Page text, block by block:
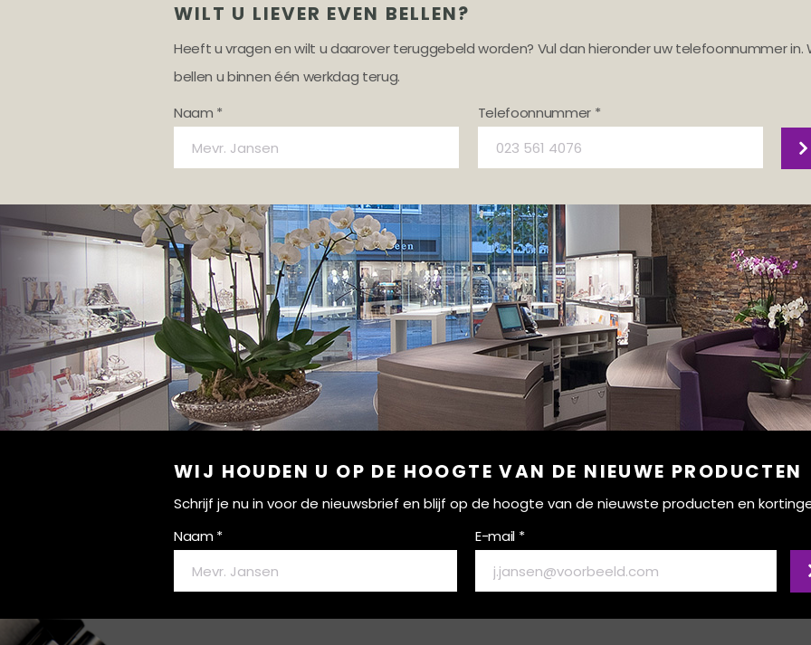
WILT U LIEVER EVEN BELLEN?
Heeft u vragen en wilt u daarover teruggebeld worden? Vul dan hieronder uw telefoonnummer in.
bellen u binnen één werkdag terug.
Naam *
Telefoonnummer *
WIJ HOUDEN U OP DE HOOGTE VAN DE NIEUWE PRODUCTEN
Schrijf je nu in voor de nieuwsbrief en blijf op de hoogte van de nieuwste producten en
Naam *
E-mail *